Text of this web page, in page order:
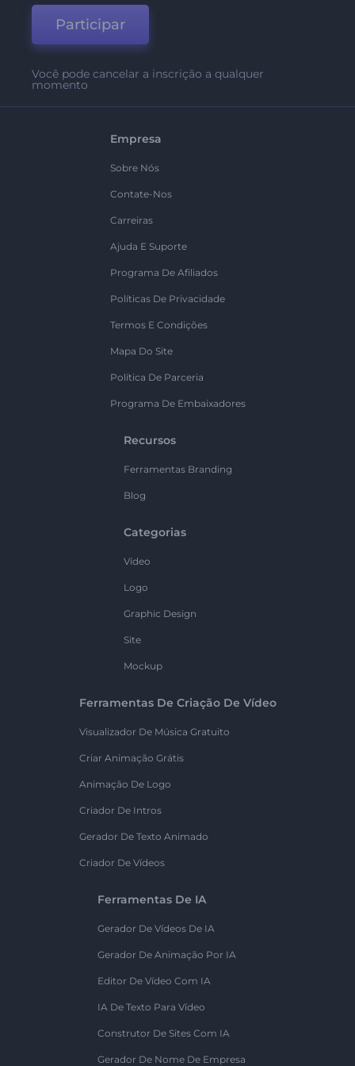
Participar
Você pode cancelar a inscrição a qualquer
momento
Empresa
Sobre Nós
Contate-Nos
Carreiras
Ajuda E Suporte
Programa De Afiliados
Políticas De Privacidade
Termos E Condições
Mapa Do Site
Política De Parceria
Programa De Embaixadores
Recursos
Ferramentas Branding
Blog
Categorias
Vídeo
Logo
Graphic Design
Site
Mockup
Ferramentas De Criação De Vídeo
Visualizador De Música Gratuito
Criar Animação Grátis
Animação De Logo
Criador De Intros
Gerador De Texto Animado
Criador De Vídeos
Ferramentas De IA
Gerador De Vídeos De IA
Gerador De Animação Por IA
Editor De Vídeo Com IA
IA De Texto Para Vídeo
Construtor De Sites Com IA
Gerador De Nome De Empresa